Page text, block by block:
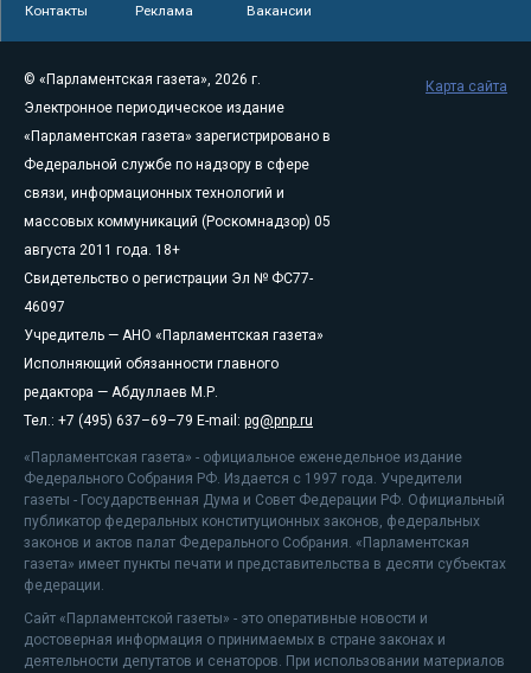
Контакты Реклама Вакансии
© «Парламентская газета», 2026 г.
Электронное периодическое издание
«Парламентская газета» зарегистрировано в
Федеральной службе по надзору в сфере
связи, информационных технологий и
массовых коммуникаций (Роскомнадзор) 05
августа 2011 года. 18+
Свидетельство о регистрации Эл № ФС77-
46097
Учредитель — АНО «Парламентская газета»
Исполняющий обязанности главного
редактора — Абдуллаев М.Р.
Тел.: +7 (495) 637–69–79 E-mail: pg@pnp.ru
«Парламентская газета» - официальное еженедельное издание
Федерального Собрания РФ. Издается с 1997 года. Учредители
газеты - Государственная Дума и Совет Федерации РФ. Официальный
публикатор федеральных конституционных законов, федеральных
законов и актов палат Федерального Собрания. «Парламентская
газета» имеет пункты печати и представительства в десяти субъектах
федерации.
Сайт «Парламентской газеты» - это оперативные новости и
достоверная информация о принимаемых в стране законах и
деятельности депутатов и сенаторов. При использовании материалов
Карта сайта